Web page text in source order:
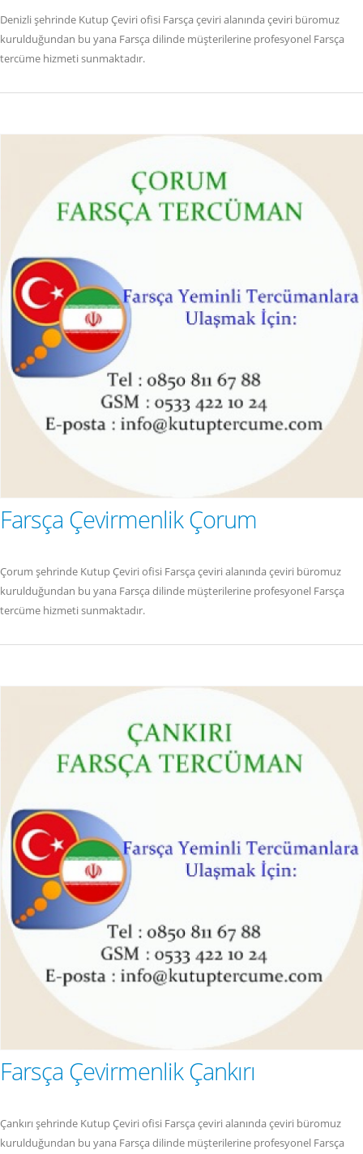
Denizli şehrinde Kutup Çeviri ofisi Farsça çeviri alanında çeviri büromuz
kurulduğundan bu yana Farsça dilinde müşterilerine profesyonel Farsça
tercüme hizmeti sunmaktadır.
Farsça Çevirmenlik Çorum
Çorum şehrinde Kutup Çeviri ofisi Farsça çeviri alanında çeviri büromuz
kurulduğundan bu yana Farsça dilinde müşterilerine profesyonel Farsça
tercüme hizmeti sunmaktadır.
Farsça Çevirmenlik Çankırı
Çankırı şehrinde Kutup Çeviri ofisi Farsça çeviri alanında çeviri büromuz
kurulduğundan bu yana Farsça dilinde müşterilerine profesyonel Farsça